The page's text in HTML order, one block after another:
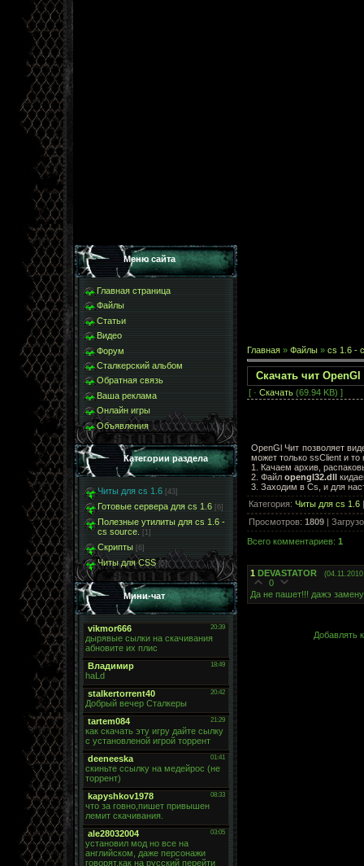
Меню сайта
Главная страница
Файлы
Статьи
Видео
Форум
Сталкерский альбом
Обратная связь
Ваша реклама
Онлайн игры
Объявления
Категории раздела
Читы для cs 1.6 [43]
Готовые сервера для cs 1.6 [6]
Полезные утилиты для cs 1.6 -
cs source.
[1]
Скрипты [6]
Читы для CSS [5]
Мини-чат
Главная » Файлы » cs 1.6 -
Скачать чит
[ · Скачать (69.94 KB) ]
OpenGl Чит позволяет
может только ssClient и то
1. Качаем архив,
2. Файл opengl32.dll
3. Заходим в Cs, и для
Категория: Читы для cs 1.6
Просмотров: 1809 |
Всего комментариев: 1
1 DEVASTATOR
0
Да не пашет!!! дажэ
Добавлять